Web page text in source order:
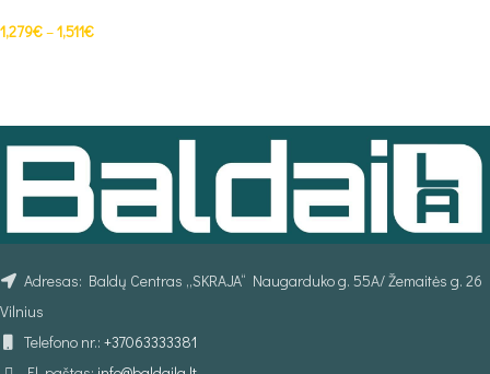
1,279€–1,511€
Adresas: Baldų Centras „SKRAJA“ Naugarduko g. 55A/ Žemaitės g. 26
Vilnius
Telefono nr.: +37063333381